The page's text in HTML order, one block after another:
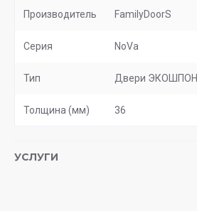
Производитель FamilyDoorS
Серия NoVa
Тип Двери ЭКОШПОН
Толщина (мм) 36
УСЛУГИ